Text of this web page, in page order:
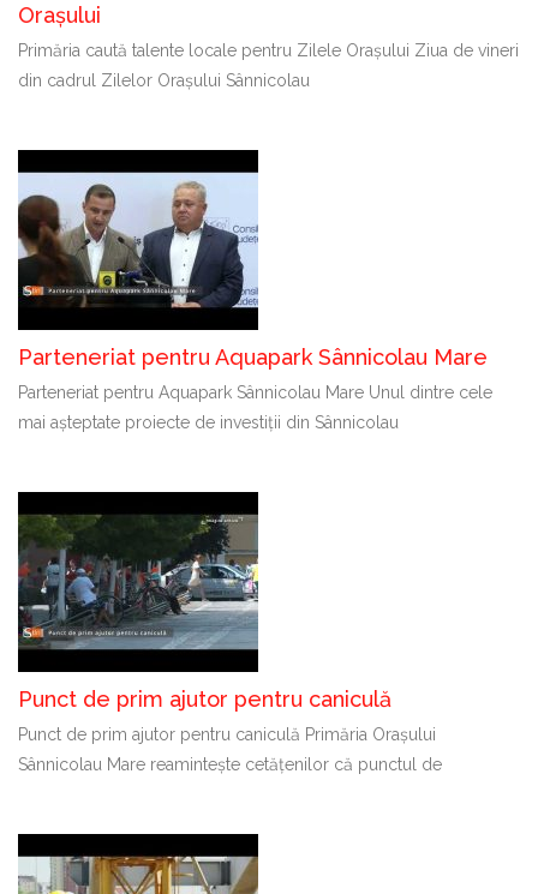
Orașului
Primăria caută talente locale pentru Zilele Orașului Ziua de vineri
din cadrul Zilelor Orașului Sânnicolau
Parteneriat pentru Aquapark Sânnicolau Mare
Parteneriat pentru Aquapark Sânnicolau Mare Unul dintre cele
mai așteptate proiecte de investiții din Sânnicolau
Punct de prim ajutor pentru caniculă
Punct de prim ajutor pentru caniculă Primăria Orașului
Sânnicolau Mare reamintește cetățenilor că punctul de